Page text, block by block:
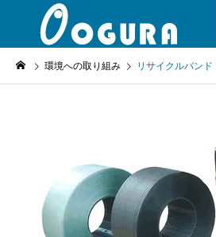
環境への取り組み リサイクルバンド